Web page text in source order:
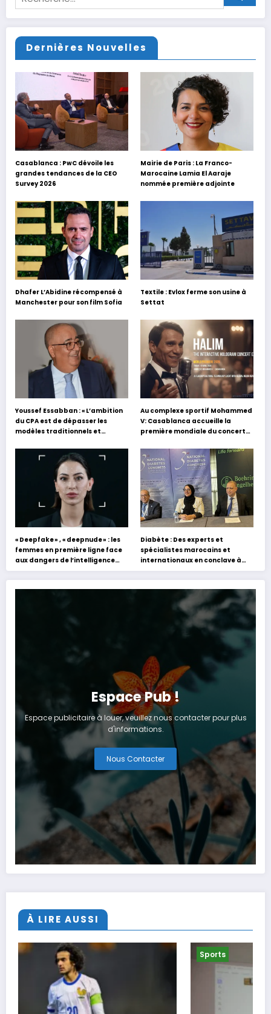
Dernières Nouvelles
Casablanca : PwC dévoile les
grandes tendances de la CEO
Survey 2026
Mairie de Paris : La Franco-
Marocaine Lamia El Aaraje
nommée première adjointe
Dhafer L’Abidine récompensé à
Manchester pour son film Sofia
Textile : Evlox ferme son usine à
Settat
Youssef Essabban : « L’ambition
du CPA est de dépasser les
modèles traditionnels et
s’appuyant sur le partage des
expériences »
Au complexe sportif Mohammed
V: Casablanca accueille la
première mondiale du concert
« Deepfake » , « deepnude » : les
femmes en première ligne face
aux dangers de l’intelligence
artificielle
Diabète : Des experts et
spécialistes marocains et
internationaux en conclave à
Tanger
Espace Pub !
Espace publicitaire à louer, veuillez nous contacter pour plus
d'informations.
Nous Contacter
À LIRE AUSSI
Sports